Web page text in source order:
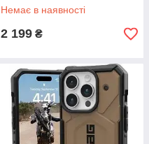
Немає в наявності
2 199 ₴